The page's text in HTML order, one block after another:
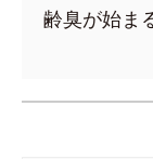
齢臭が始ま